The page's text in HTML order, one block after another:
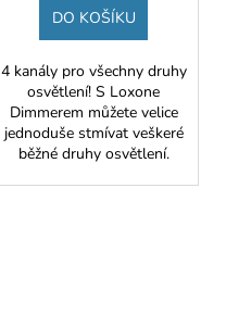
DO KOŠÍKU
4 kanály pro všechny druhy
osvětlení! S Loxone
Dimmerem můžete velice
jednoduše stmívat veškeré
běžné druhy osvětlení.